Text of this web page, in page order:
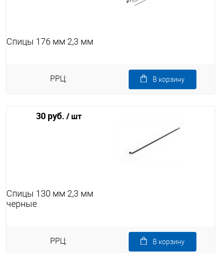
Спицы 176 мм 2,3 мм
РРЦ:
30 руб. / шт
В корзину
Спицы 130 мм 2,3 мм
черные
РРЦ: В корзину